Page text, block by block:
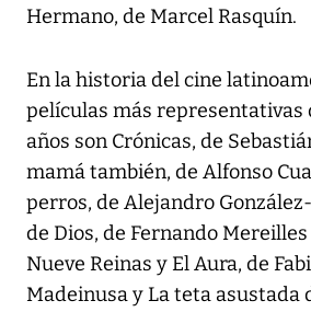
Hermano, de Marcel Rasquín.
En la historia del cine
películas más representativas
años son Crónicas, de
mamá también, de Alfonso
perros, de Alejandro
de Dios, de Fernando
Nueve Reinas y El Aura, de
Madeinusa y La teta asustada